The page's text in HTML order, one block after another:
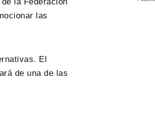
las
El
de una de las